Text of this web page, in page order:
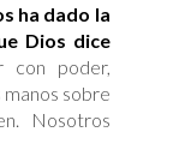
ha dado la
Dios dice
con poder,
sobre
Nosotros